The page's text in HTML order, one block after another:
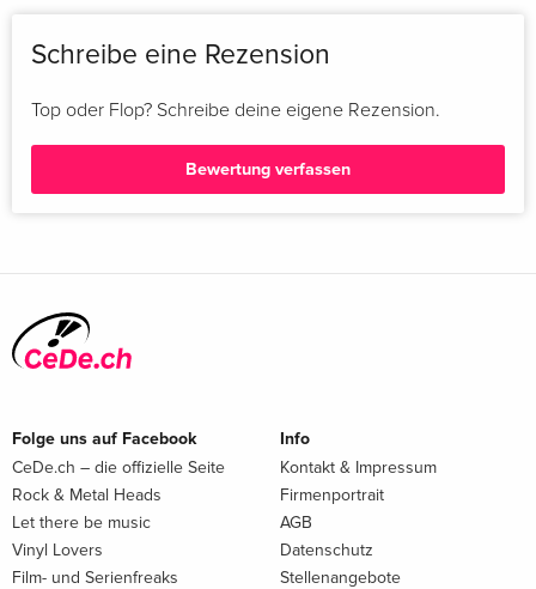
Schreibe eine Rezension
Top oder Flop? Schreibe deine eigene Rezension.
Bewertung verfassen
Folge uns auf Facebook
CeDe.ch – die offizielle Seite
Rock & Metal Heads
Let there be music
Vinyl Lovers
Film- und Serienfreaks
Info
Kontakt & Impressum
Firmenportrait
AGB
Datenschutz
Stellenangebote